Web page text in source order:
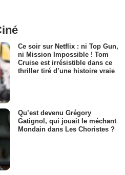
Ce soir sur Netflix : ni Top Gun,
ni Mission Impossible ! Tom
Cruise est irrésistible dans ce
thriller tiré d’une histoire vraie
Qu’est devenu Grégory
Gatignol, qui jouait le méchant
Mondain dans Les Choristes ?